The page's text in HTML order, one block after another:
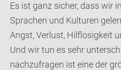
Es ist ganz sicher, dass wir
Sprachen und Kulturen
Angst, Verlust, Hilflosigkeit
Und wir tun es sehr
nachzufragen ist eine der